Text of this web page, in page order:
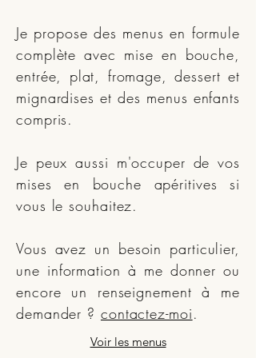
Je propose des menus en formule
complète avec mise en bouche,
entrée, plat, fromage, dessert et
mignardises et des menus enfants
compris.
Je peux aussi m'occuper de vos
mises en bouche apéritives si
vous le souhaitez.
Vous avez un besoin particulier,
une information à me donner ou
encore un renseignement à me
demander ? contactez-moi.
Voir les menus